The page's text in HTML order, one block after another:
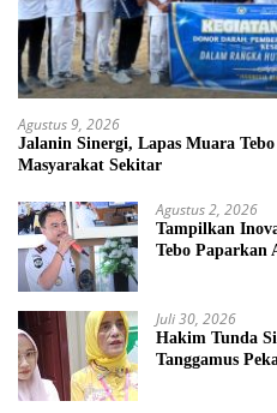
Agustus 9, 2026
Jalanin Sinergi, Lapas Muara
Masyarakat Sekitar
Agustus 2, 2026
Tampilkan
Tebo Paparkan
Juli 30, 2026
Hakim Tunda
Tanggamus